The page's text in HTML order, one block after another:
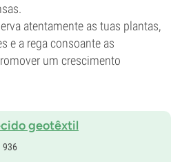
atentamente as tuas plantas,
e a rega consoante as
um crescimento
geotêxtil
936